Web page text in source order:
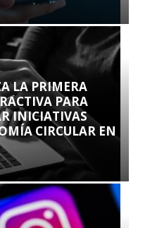
LA PRIMERA
PARA
INICIATIVAS
CIRCULAR EN